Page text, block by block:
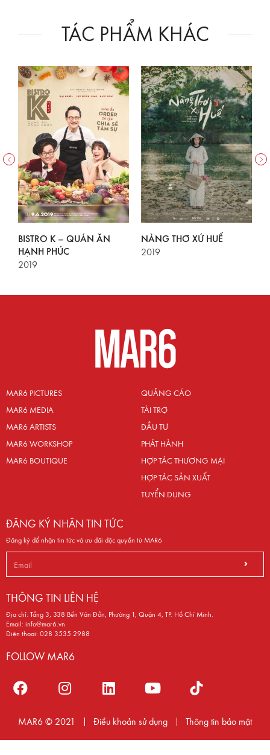
TÁC PHẨM KHÁC
BISTRO K – QUÁN ĂN
HẠNH PHÚC
2019
NÀNG THƠ XỨ HUẾ
2019
MAR6 PICTURES
MAR6 MEDIA
MAR6 ARTISTS
MAR6 WORKSHOP
MAR6 BOUTIQUE
QUẢNG CÁO
TÀI TRỢ
ĐẦU TƯ
PHÁT HÀNH
HỢP TÁC THƯƠNG MẠI
HỢP TÁC SẢN XUẤT
TUYỂN DỤNG
ĐĂNG KÝ NHẬN TIN TỨC
Đăng ký để nhận tin tức và ưu đãi độc quyền từ MAR6
THÔNG TIN LIÊN HỆ
Địa chỉ: Tầng 3, 338 Bến Vân Đồn, Phường 1, Quận 4, TP. Hồ Chí Minh.
Email: info@mar6.vn
Điện thoại: 028 3535 2988
FOLLOW MAR6
MAR6 © 2021 Điều khoản sử dụng Thông tin bảo mật